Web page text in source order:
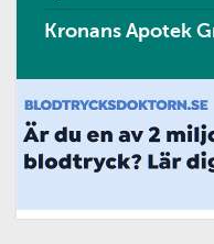
Kronans Apotek